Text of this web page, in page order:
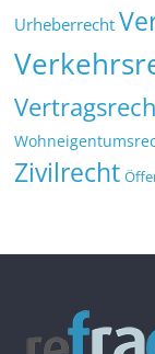
Urheberrecht
Zivilrecht